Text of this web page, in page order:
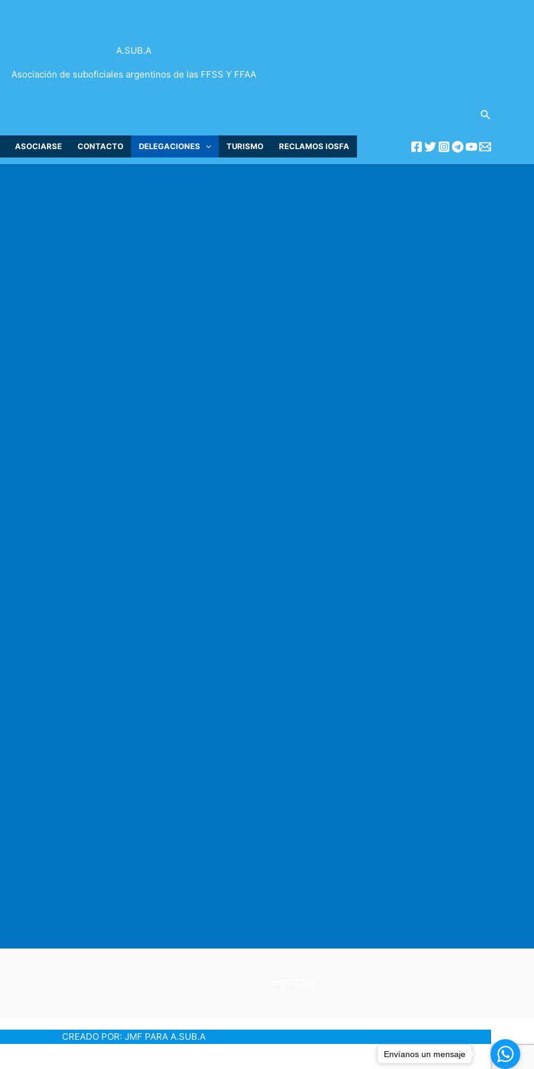
A.SUB.A
Asociación de suboficiales argentinos de las FFSS Y FFAA
Buscar
ASOCIARSE CONTACTO DELEGACIONES TURISMO RECLAMOS IOSFA
CREADO POR: JMF PARA A.SUB.A
Envíanos un mensaje